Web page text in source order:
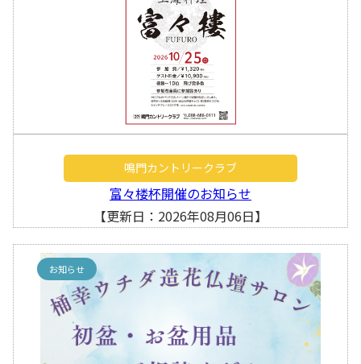
鳴門カントリークラブ
富々楼杯開催のお知らせ
【更新日：2026年08月06日】
お知らせ